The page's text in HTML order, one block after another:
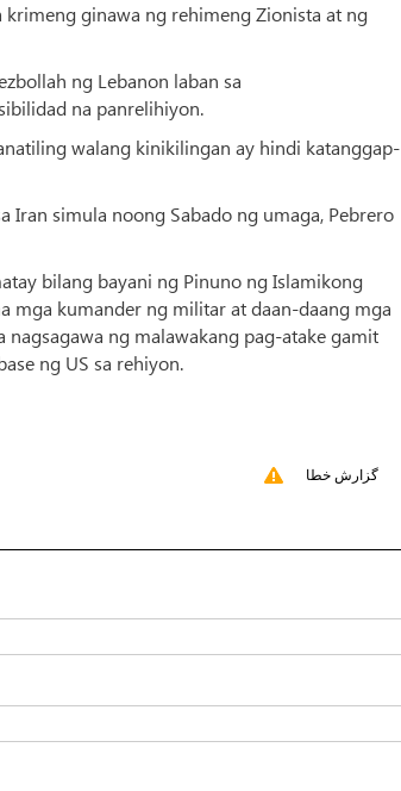
krimeng ginawa ng rehimeng Zionista at ng
ng Lebanon laban sa
na panrelihiyon.
walang kinikilingan ay hindi katanggap-
Iran simula noong Sabado ng umaga, Pebrero
bilang bayani ng Pinuno ng Islamikong
mga kumander ng militar at daan-daang mga
nagsagawa ng malawakang pag-atake gamit
ng US sa rehiyon.
گزارش خطا